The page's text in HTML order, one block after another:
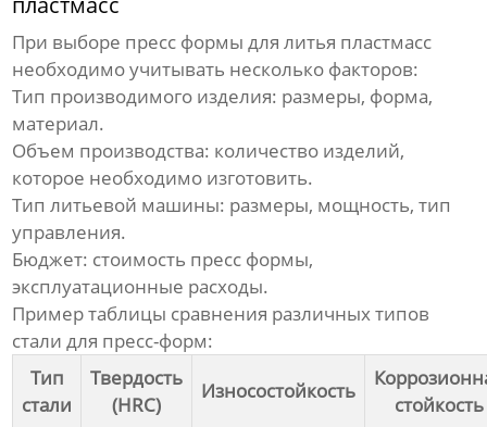
При выборе пресс формы для литья пластмасс
необходимо учитывать несколько факторов:
Тип производимого изделия: размеры, форма,
материал.
Объем производства: количество изделий,
которое необходимо изготовить.
Тип литьевой машины: размеры, мощность, тип
управления.
Бюджет: стоимость пресс формы,
эксплуатационные расходы.
Пример таблицы сравнения различных типов
стали для пресс-форм:
Тип
стали
Твердость
(HRC)
Износостойкость
стойкость